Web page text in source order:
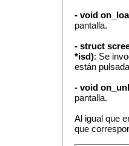
- void
pantalla.
- struct
*isd): Se
están
- void
pantalla.
Al igual que
que